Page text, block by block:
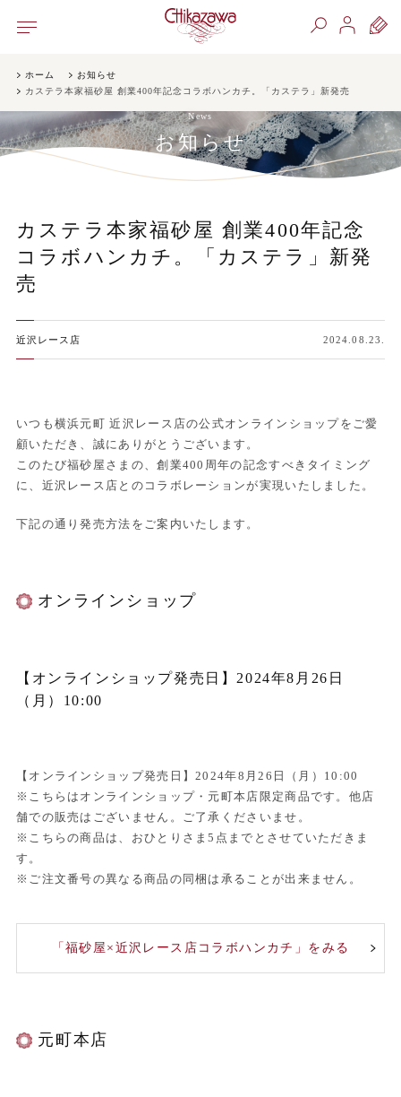
ホーム
お知らせ
カステラ本家福砂屋 創業400年記念コラボハンカチ。「カステラ」新発売
News
お知らせ
カステラ本家福砂屋 創業400年記念
コラボハンカチ。「カステラ」新発
売
近沢レース店 2024.08.23.
いつも横浜元町 近沢レース店の公式オンラインショップをご愛
顧いただき、誠にありがとうございます。
このたび福砂屋さまの、創業400周年の記念すべきタイミング
に、近沢レース店とのコラボレーションが実現いたしました。
下記の通り発売方法をご案内いたします。
オンラインショップ
【オンラインショップ発売日】2024年8月26日
（月）10:00
【オンラインショップ発売日】2024年8月26日（月）10:00
※こちらはオンラインショップ・元町本店限定商品です。他店
舗での販売はございません。ご了承くださいませ。
※こちらの商品は、おひとりさま5点までとさせていただきま
す。
※ご注文番号の異なる商品の同梱は承ることが出来ません。
「福砂屋×近沢レース店コラボハンカチ」をみる
元町本店